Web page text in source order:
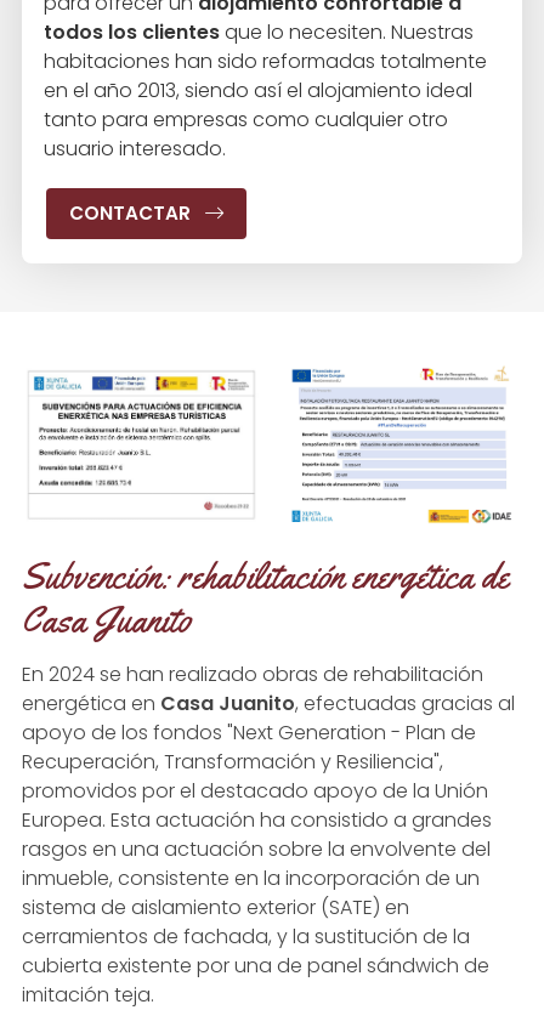
todos los clientesque lo necesiten. Nuestras
habitaciones han sido reformadas totalmente
en el año 2013, siendo así el alojamiento ideal
tanto para empresas como cualquier otro
usuario interesado.
CONTACTAR
Subvención: rehabilitación energética de
Casa Juanito
En 2024 se han realizado obras de rehabilitación
energética en Casa Juanito, efectuadas gracias al
apoyo de los fondos "Next Generation - Plan de
Recuperación, Transformación y Resiliencia",
promovidos por el destacado apoyo de la Unión
Europea. Esta actuación ha consistido a grandes
rasgos en una actuación sobre la envolvente del
inmueble, consistente en la incorporación de un
sistema de aislamiento exterior (SATE) en
cerramientos de fachada, y la sustitución de la
cubierta existente por una de panel sándwich de
imitación teja.